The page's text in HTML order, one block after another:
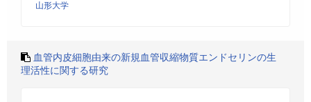
山形大学
血管内皮細胞由来の新規血管収縮物質エンドセリンの生
理活性に関する研究